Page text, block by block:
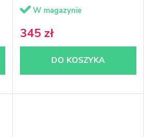
W magazynie
345 zł
DO KOSZYKA